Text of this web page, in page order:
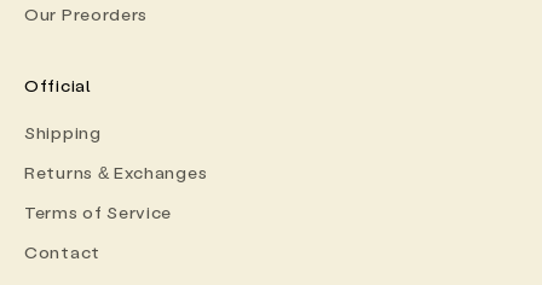
Our Preorders
Official
Shipping
Returns & Exchanges
Terms of Service
Contact